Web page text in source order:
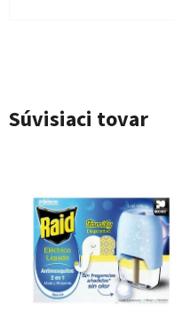
Súvisiaci tovar